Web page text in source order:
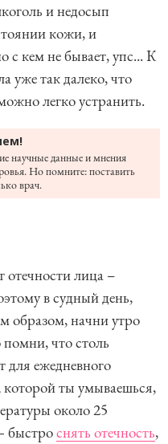
и недосып
кожи, и
с кем не бывает, упс... К
уже так далеко, что
легко устранить.
научные данные и мнения
Но помните: поставить
врач.
лица –
в судный день,
образом, начни утро
что столь
для ежедневного
ты умываешься,
около 25
быстроснять отечность,